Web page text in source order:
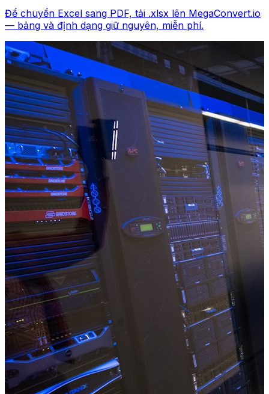
Để chuyển Excel sang PDF, tải .xlsx lên MegaConvert.io
— bảng và định dạng giữ nguyên, miễn phí.